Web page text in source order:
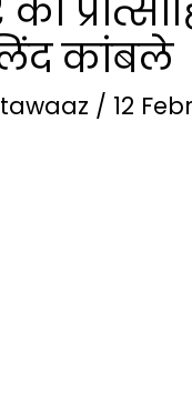
कांबले
/ 12